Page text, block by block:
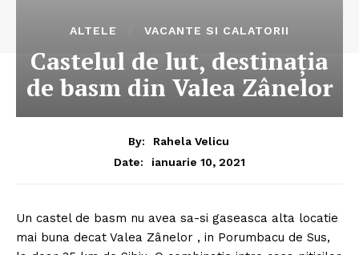
ALTELE VACANTE SI CALATORII
Castelul de lut, destinația
de basm din Valea Zânelor
By:
Rahela Velicu
Date:
ianuarie 10, 2021
Un castel de basm nu avea sa-si gaseasca alta locatie
mai buna decat Valea Zânelor , in Porumbacu de Sus,